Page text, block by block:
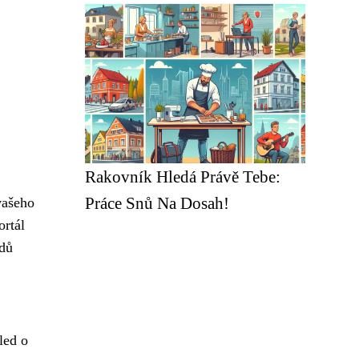
o
Rakovník Hledá Právě Tebe:
Práce Snů Na Dosah!